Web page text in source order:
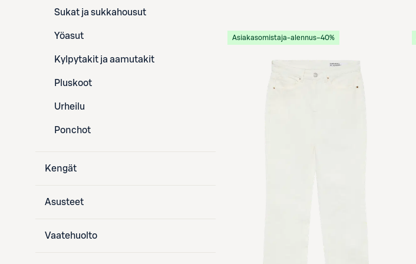
Sukat ja sukkahousut
Yöasut
Kylpytakit ja aamutakit
Pluskoot
Urheilu
Ponchot
Kengät
Asusteet
Vaatehuolto
Asiakasomistaja-alennus−40%